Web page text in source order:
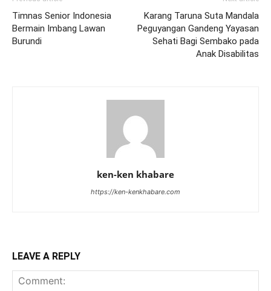
Timnas Senior Indonesia
Bermain Imbang Lawan
Burundi
Karang Taruna Suta Mandala
Peguyangan Gandeng Yayasan
Sehati Bagi Sembako pada
Anak Disabilitas
ken-ken khabare
https://ken-kenkhabare.com
LEAVE A REPLY